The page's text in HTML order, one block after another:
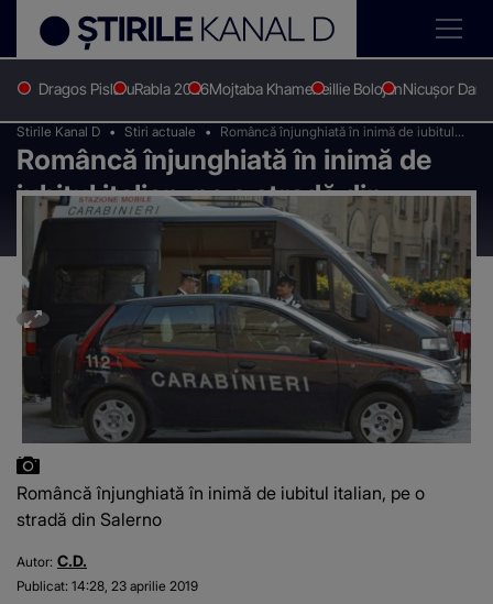
Dragos PislaruRabla 2026Mojtaba KhameneiIlie BolojanNicușor Dan
Stirile Kanal D Stiri actuale
Româncă înjunghiată în inimă de iubitul
italian, pe o stradă din Salerno
Româncă înjunghiată în inimă de
iubitul italian, pe o stradă din
Salerno
Româncă înjunghiată în inimă de iubitul italian, pe o
stradă din Salerno
Autor: C.D.
Publicat: 14:28, 23 aprilie 2019